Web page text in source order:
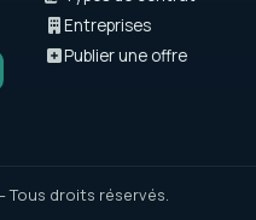
Entreprises
Publier une offre
Tous droits réservés.